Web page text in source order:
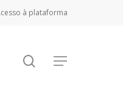
à plataforma
search
Menu